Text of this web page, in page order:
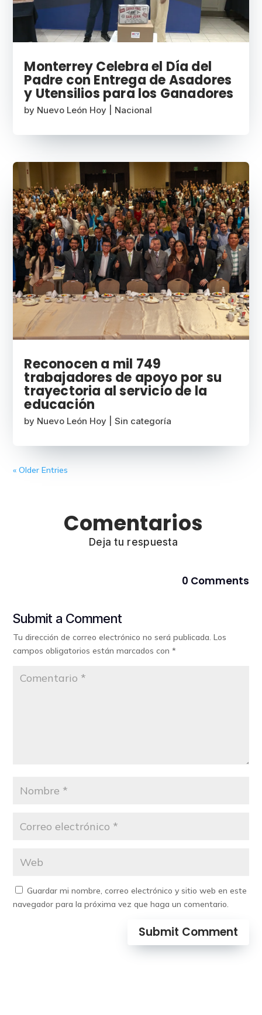
Monterrey Celebra el Día del
Padre con Entrega de Asadores
y Utensilios para los Ganadores
by Nuevo León Hoy Nacional
Reconocen a mil 749
trabajadores de apoyo por su
trayectoria al servicio de la
educación
by Nuevo León Hoy |Sin categoría
« Older Entries
Comentarios
Deja tu respuesta
0 Comments
Submit a Comment
Tu dirección de correo electrónico no será publicada. Los
campos obligatorios están marcados con*
Guardar mi nombre, correo electrónico y sitio web en este
navegador para la próxima vez que haga un comentario.
Submit Comment